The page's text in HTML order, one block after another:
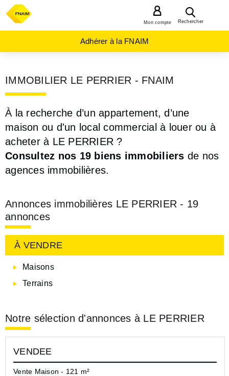
Rechercher
Mon compte
Adhérer à la FNAIM
IMMOBILIER LE PERRIER - FNAIM
À la recherche d’un appartement, d’une
maison ou d'un local commercial à louer ou à
acheter à LE PERRIER ?
Consultez nos 19 biens immobiliers de nos
agences immobilières.
Annonces immobilières LE PERRIER - 19
annonces
À VENDRE
Maisons
Terrains
Notre sélection d'annonces à LE PERRIER
VENDEE
Vente Maison - 121 m²